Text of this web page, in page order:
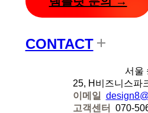
CONTACT
서울
25, H비즈니스파
이메일
고객센터
070-